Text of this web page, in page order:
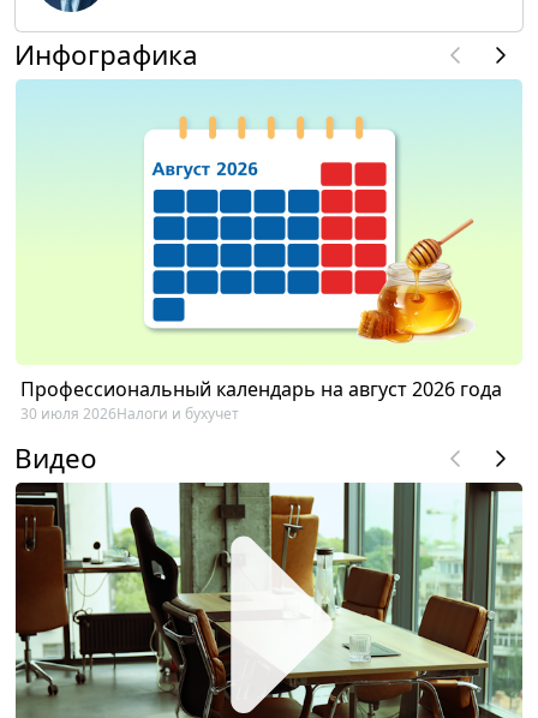
Инфографика
Профессиональный календарь на август 2026 года
30 июля 2026Налоги и бухучет
Видео